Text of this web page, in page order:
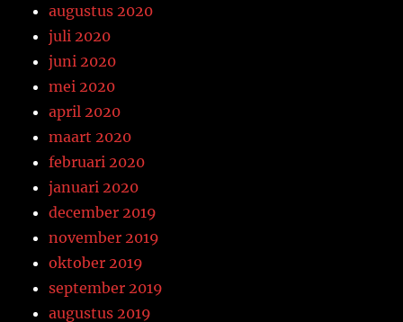
augustus 2020
juli 2020
juni 2020
mei 2020
april 2020
maart 2020
februari 2020
januari 2020
december 2019
november 2019
oktober 2019
september 2019
augustus 2019